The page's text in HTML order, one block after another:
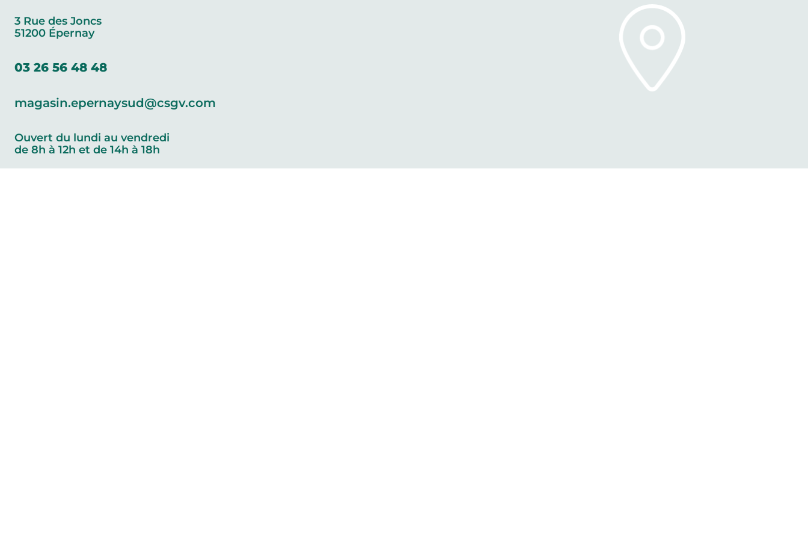
3 Rue des Joncs
51200 Épernay
03 26 56 48 48
magasin.epernaysud@csgv.com
Ouvert du lundi au vendredi
de 8h à 12h et de 14h à 18h